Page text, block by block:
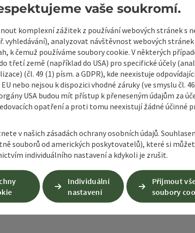
Vytvořit PDF Vytisknout příspěvek V okolí
vaše soukromí.
komplexní zážitek z používání webových stránek s
vyhledávání), analyzovat návštěvnost webových stránek
k čemuž používáme soubory cookie. V některých
třetí země (například do USA) pro specifické účely
(čl. 49 (1) písm. a GDPR), kde neexistuje
nebo nejsou k dispozici vhodné záruky (ve smyslu čl. 46
USA budou mít přístup k přeneseným údajům za
opatření a proti tomu neexistují žádné účinné
v našich zásadách ochrany osobních údajů.
souborů od amerických poskytovatelů), které si
individuálního nastavení a kdykoli je zrušit.
Individuální
nastavení
Přijmout
soubory